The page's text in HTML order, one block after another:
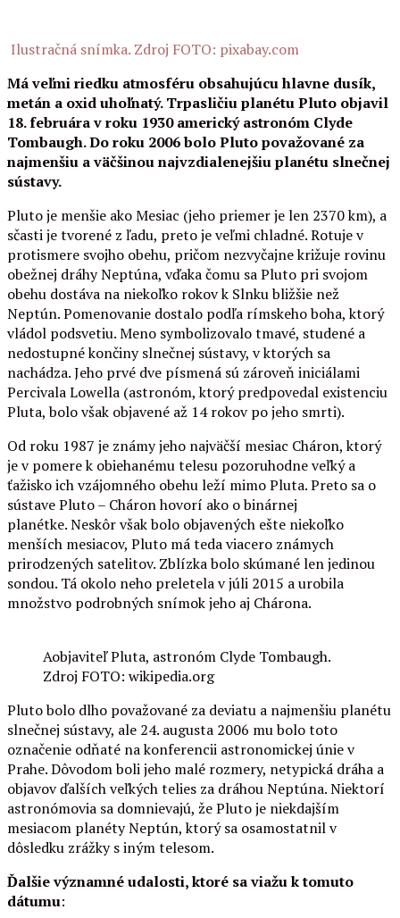
Ilustračná snímka. Zdroj FOTO: pixabay.com
Má veľmi riedku atmosféru obsahujúcu hlavne dusík,
metán a oxid uhoľnatý. Trpasličiu planétu Pluto objavil
18. februára v roku 1930 americký astronóm Clyde
Tombaugh. Do roku 2006 bolo Pluto považované za
najmenšiu a väčšinou najvzdialenejšiu planétu slnečnej
sústavy.
Pluto je menšie ako Mesiac (jeho priemer je len 2370 km), a
sčasti je tvorené z ľadu, preto je veľmi chladné. Rotuje v
protismere svojho obehu, pričom nezvyčajne križuje rovinu
obežnej dráhy Neptúna, vďaka čomu sa Pluto pri svojom
obehu dostáva na niekoľko rokov k Slnku bližšie než
Neptún. Pomenovanie dostalo podľa rímskeho boha, ktorý
vládol podsvetiu. Meno symbolizovalo tmavé, studené a
nedostupné končiny slnečnej sústavy, v ktorých sa
nachádza. Jeho prvé dve písmená sú zároveň iniciálami
Percivala Lowella (astronóm, ktorý predpovedal existenciu
Pluta, bolo však objavené až 14 rokov po jeho smrti).
Od roku 1987 je známy jeho najväčší mesiac Cháron, ktorý
je v pomere k obiehanému telesu pozoruhodne veľký a
ťažisko ich vzájomného obehu leží mimo Pluta. Preto sa o
sústave Pluto – Cháron hovorí ako o binárnej
planétke. Neskôr však bolo objavených ešte niekoľko
menších mesiacov, Pluto má teda viacero známych
prirodzených satelitov. Zblízka bolo skúmané len jedinou
sondou. Tá okolo neho preletela v júli 2015 a urobila
množstvo podrobných snímok jeho aj Chárona.
Aobjaviteľ Pluta, astronóm Clyde Tombaugh.
Zdroj FOTO: wikipedia.org
Pluto bolo dlho považované za deviatu a najmenšiu planétu
slnečnej sústavy, ale 24. augusta 2006 mu bolo toto
označenie odňaté na konferencii astronomickej únie v
Prahe. Dôvodom boli jeho malé rozmery, netypická dráha a
objavov ďalších veľkých telies za dráhou Neptúna. Niektorí
astronómovia sa domnievajú, že Pluto je niekdajším
mesiacom planéty Neptún, ktorý sa osamostatnil v
dôsledku zrážky s iným telesom.
Ďalšie významné udalosti, ktoré sa viažu k tomuto
dátumu: